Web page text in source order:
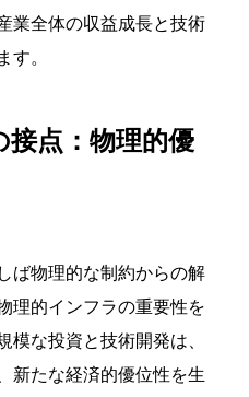
業全体の収益成長と技術
す。
接点：物理的優
ば物理的な制約からの解
理的インフラの重要性を
模な投資と技術開発は、
新たな経済的優位性を生